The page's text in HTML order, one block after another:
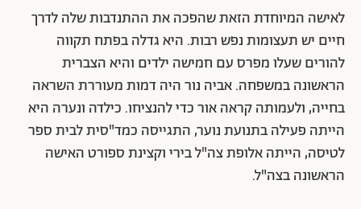
לאישה המיוחדת הזאת שהפכה את ההתנדבות שלה לדרך
חיים יש תעצומות נפש רבות. היא גדלה בפתח תקווה
להורים שעלו מפרס עם חמישה ילדים והיא הצברית
הראשונה במשפחה. אביה נור היה דמות מעוררת השראה
בחייה, ולעמותה קראה אור כדי להנציחו. כילדה ונערה היא
הייתה פעילה בתנועת נוער, התגייסה כמד"סית לבית ספר
לטיסה, הייתה אלופת צה"ל בירי וקצינת ספורט האישה
הראשונה בצה"ל.